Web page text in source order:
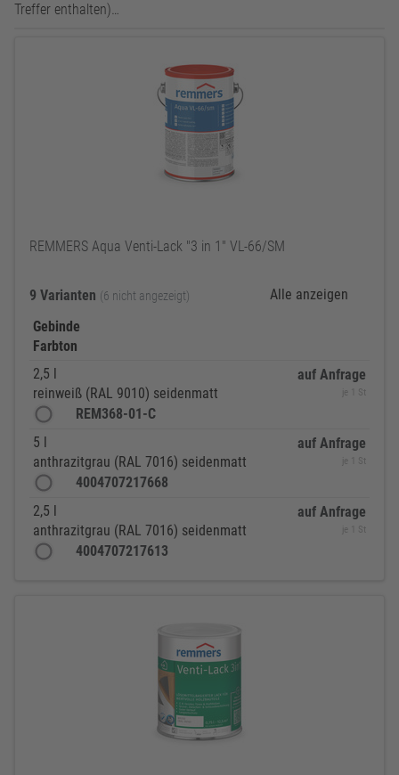
Treffer enthalten)…
REMMERS Aqua Venti-Lack "3 in 1" VL-66/SM
9 Varianten (6 nicht angezeigt)
Alle anzeigen
Gebinde
Farbton
2,5 l
reinweiß (RAL 9010) seidenmatt
REM368-01-C
auf Anfrage
je 1 St
5 l
anthrazitgrau (RAL 7016) seidenmatt
4004707217668
auf Anfrage
je 1 St
2,5 l
anthrazitgrau (RAL 7016) seidenmatt
4004707217613
auf Anfrage
je 1 St